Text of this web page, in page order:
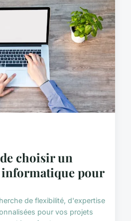
choisir un
informatique pour
de flexibilité, d'expertise
pour vos projets